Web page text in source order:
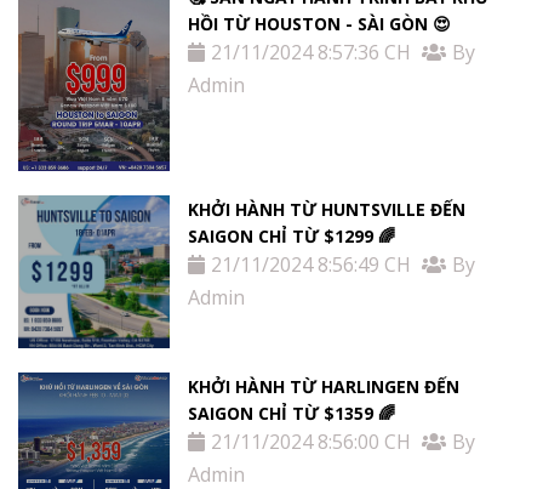
HỒI TỪ HOUSTON - SÀI GÒN 😍
21/11/2024 8:57:36 CH
By
Admin
KHỞI HÀNH TỪ HUNTSVILLE ĐẾN
SAIGON CHỈ TỪ $1299 🌈
21/11/2024 8:56:49 CH
By
Admin
KHỞI HÀNH TỪ HARLINGEN ĐẾN
SAIGON CHỈ TỪ $1359 🌈
21/11/2024 8:56:00 CH
By
Admin